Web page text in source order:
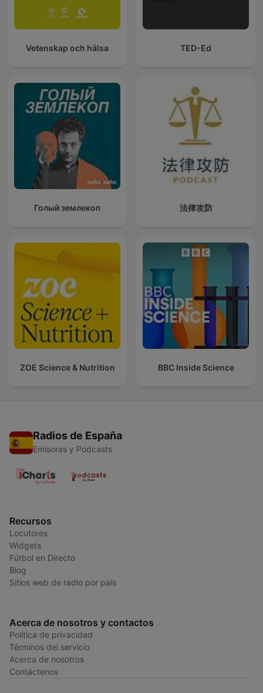
Vetenskap och hälsa TED-Ed
Голый землекоп 法律攻防
ZOE Science & Nutrition BBC Inside Science
Radios de España
Emisoras y Podcasts
Recursos
Locutores
Widgets
Fútbol en Directo
Blog
Sitios web de radio por país
Acerca de nosotros y contactos
Política de privacidad
Términos del servicio
Acerca de nosotros
Contáctenos